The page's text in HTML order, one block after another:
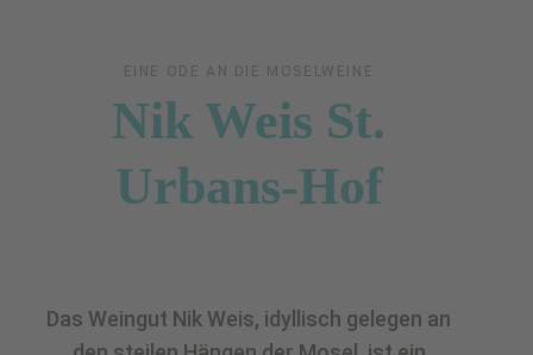
EINE ODE AN DIE MOSELWEINE
Nik Weis St.
Urbans-Hof
Das Weingut Nik Weis, idyllisch gelegen an